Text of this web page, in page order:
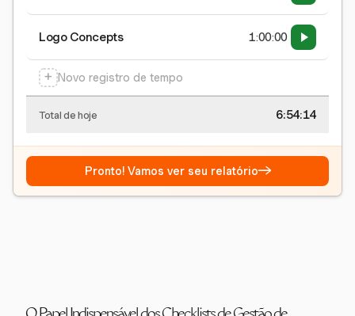
Logo Concepts 1:00:00
+ Novo registro de tempo
Total de hoje 6:54:15
Pronto! Vamos ver seu relatório→